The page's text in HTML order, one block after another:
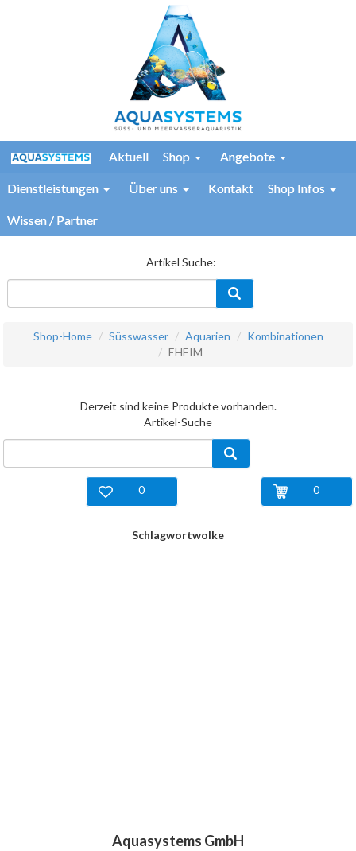
Aktuell Shop Angebote
Dienstleistungen Über uns Kontakt Shop Infos
Wissen / Partner
Artikel Suche:
Shop-Home Süsswasser Aquarien
Kombinationen
EHEIM
Derzeit sind keine Produkte vorhanden.
Artikel-Suche
0
0
Schlagwortwolke
Aquasystems GmbH